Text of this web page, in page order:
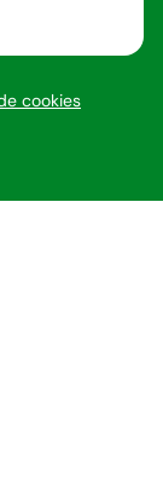
cookies